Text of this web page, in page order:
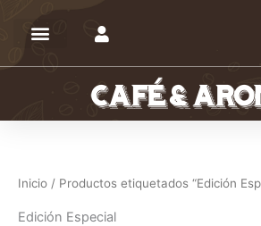
Inicio / Productos etiquetados “Edición
Edición Especial